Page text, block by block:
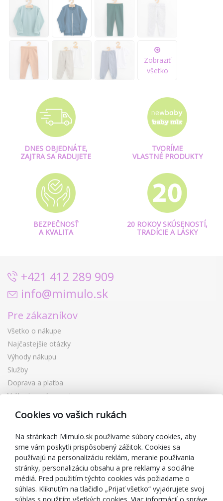
Zobraziť
všetko
DNES OBJEDNÁTE,
ZAJTRA SA RADUJETE
TVORÍME
VLASTNÉ PRODUKTY
BEZPEČNOSŤ
A KVALITA
20 ROKOV SKÚSENOSTÍ,
TRADÍCIE A LÁSKY
+421 412 289 909
info@mimulo.sk
Pre zákazníkov
Všetko o nákupe
Najčastejšie otázky
Výhody nákupu
Služby
Doprava a platba
Vrátenie a výmena tovaru
Reklamácia
Darčekové poukážky
Zľavové kupóny
Blog
O predajcovi
Mimulo.sk
Obchodné podmienky
Cookies vo vašich rukách
Na stránkach Mimulo.sk používame súbory cookies, aby
sme vám poskytli prispôsobený zážitok. Cookies sa
používajú na personalizáciu reklám, meranie používania
stránky, personalizáciu obsahu a pre reklamy a sociálne
médiá. Pred použitím týchto cookies vás požiadame o
súhlas. Kliknutím na tlačidlo „Prijať všetko“ vyjadrujete svoj
súhlas s použitím všetkých cookies. Viac informácií o správe